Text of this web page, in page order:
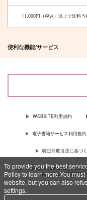
To provide you the best
Policy to learn more.You
website, but you can also
settings.
11,000円（税込）以上で送料当
便利な機能/サービス
WEBSITE利用規約
電子書籍サービス利用規約
特定商取引法に基づ
For Overseas customer, now
services “AOCS”!